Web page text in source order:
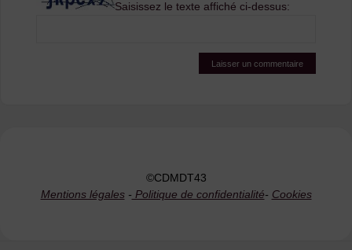
Saisissez le texte affiché ci-dessus:
©CDMDT43
Mentions légales- Politique de confidentialité- Cookies